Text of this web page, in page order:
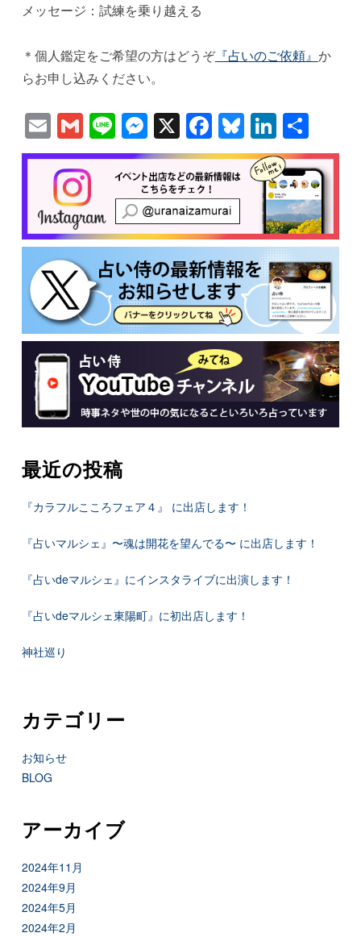
メッセージ：試練を乗り越える
＊個人鑑定をご希望の方はどうぞ『占いのご依頼』 か
らお申し込みください。
EmailGmail
LineMessenger
X Facebook
Bluesky
共
有
最近の投稿
『カラフルこころフェア４』 に出店します！
『占いマルシェ』〜魂は開花を望んでる〜 に出店します！
『占いdeマルシェ』にインスタライブに出演します！
『占いdeマルシェ東陽町』に初出店します！
神社巡り
カテゴリー
お知らせ
BLOG
アーカイブ
2024年11月
2024年9月
2024年5月
2024年2月